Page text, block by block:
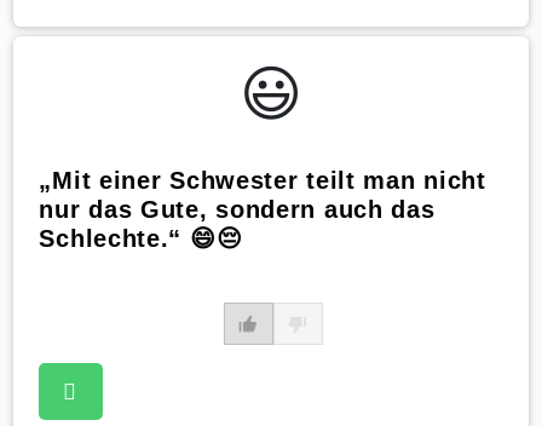
😃️
„Mit einer Schwester teilt man nicht
nur das Gute, sondern auch das
Schlechte.“ 😄😔